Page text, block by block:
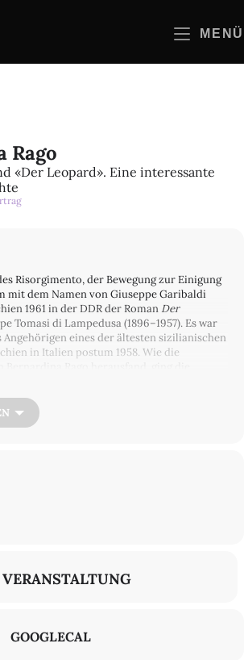
MENÜ
Rago
«Der Leopard». Eine interessante
Risorgimento, der Bewegung zur Einigung
mit dem Namen von Giuseppe Garibaldi
1961 in der DDR der Roman Der
Tomasi di Lampedusa (1896–1957). Es war
Angehörigen eines der ältesten sizilianischen
in Italien postum 1958. Wie die
Kurella für das Buch zurück. Für ihn war
des Kampfes zwischen Altem und
Die Autorin beleuchtet diese besondere
GOOGLECAL